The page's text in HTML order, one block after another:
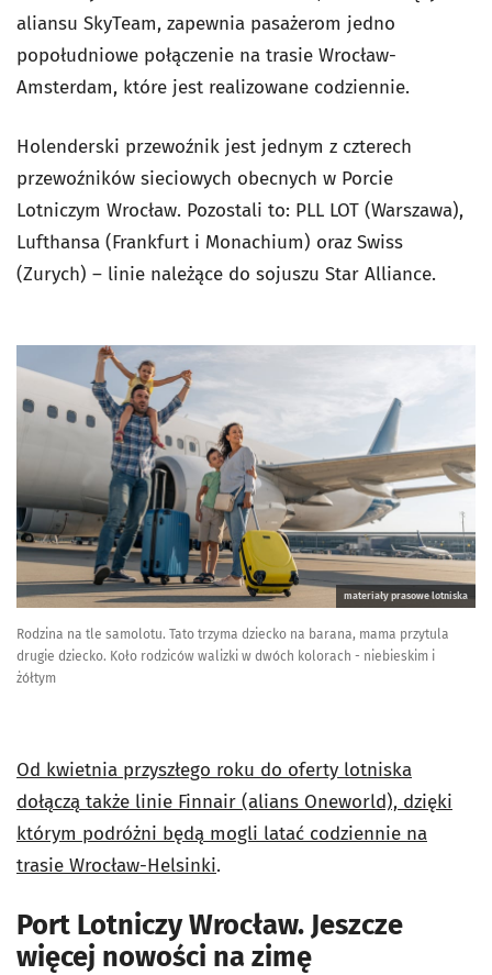
aliansu SkyTeam, zapewnia pasażerom jedno
popołudniowe połączenie na trasie Wrocław-
Amsterdam, które jest realizowane codziennie.
Holenderski przewoźnik jest jednym z czterech
przewoźników sieciowych obecnych w Porcie
Lotniczym Wrocław. Pozostali to: PLL LOT (Warszawa),
Lufthansa (Frankfurt i Monachium) oraz Swiss
(Zurych) – linie należące do sojuszu Star Alliance.
materiały prasowe lotniska
Rodzina na tle samolotu. Tato trzyma dziecko na barana, mama przytula
drugie dziecko. Koło rodziców walizki w dwóch kolorach - niebieskim i
żółtym
Od kwietnia przyszłego roku do oferty lotniska
dołączą także linie Finnair (alians Oneworld), dzięki
którym podróżni będą mogli latać codziennie na
trasie Wrocław-Helsinki.
Port Lotniczy Wrocław. Jeszcze
więcej nowości na zimę